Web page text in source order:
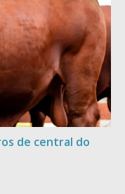
de central do